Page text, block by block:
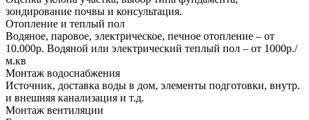
зондирование почвы и консультация.
Отопление и теплый пол
Водяное, паровое, электрическое, печное отопление – от
10.000р. Водяной или электрический теплый пол – от 1000р./
м.кв
Монтаж водоснабжения
Источник, доставка воды в дом, элементы подготовки, внутр.
и внешняя канализация и т.д.
Монтаж вентиляции